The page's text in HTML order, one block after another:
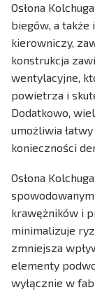
Osłona
biegów, a także
kierowniczy,
konstrukcja
wentylacyjne,
powietrza i
Dodatkowo,
umożliwia
konieczności
Osłona
krawężników i
minimalizuje
zmniejsza
elementy
wyłącznie w